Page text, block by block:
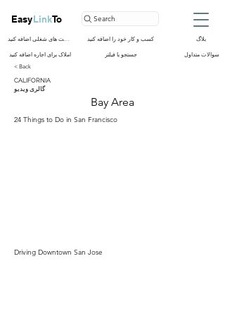
EasyLinkTo
فرصت های شغلی اضافه کنید
املاک برای اجاره اضافه کنید
Search
کسب و کار خود را اضافه کنید
جستجو با فیلتر
بلاگ
سوالات متداول
< Back
CALIFORNIA
گالری ویدیو
Bay Area
24 Things to Do in San Francisco
Driving Downtown San Jose